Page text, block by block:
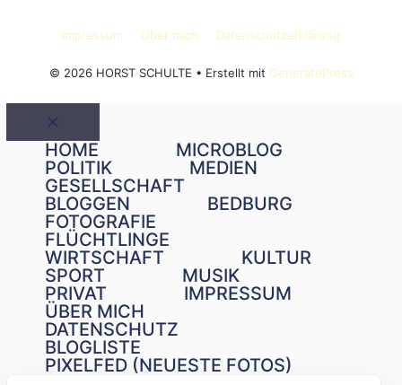
Impressum Über mich Datenschutzerklärung
© 2026 HORST SCHULTE • Erstellt mit GeneratePress
Schließen
HOME
MICROBLOG
POLITIK
MEDIEN
GESELLSCHAFT
BLOGGEN
BEDBURG
FOTOGRAFIE
FLÜCHTLINGE
WIRTSCHAFT
KULTUR
SPORT
MUSIK
PRIVAT
IMPRESSUM
ÜBER MICH
DATENSCHUTZ
BLOGLISTE
PIXELFED (NEUESTE FOTOS)